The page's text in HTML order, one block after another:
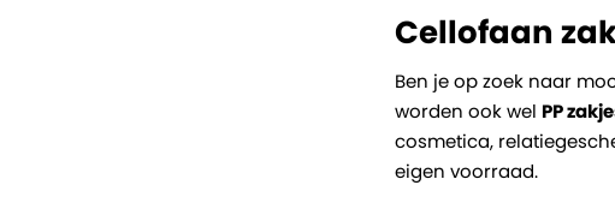
Cellofaan
Ben je op zoek naar
worden ook wel PP
cosmetica,
eigen voorraad.